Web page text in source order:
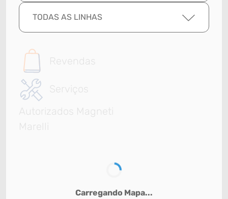
TODAS AS LINHAS
Revendas
Serviços
Autorizados Magneti
Marelli
Carregando Mapa...